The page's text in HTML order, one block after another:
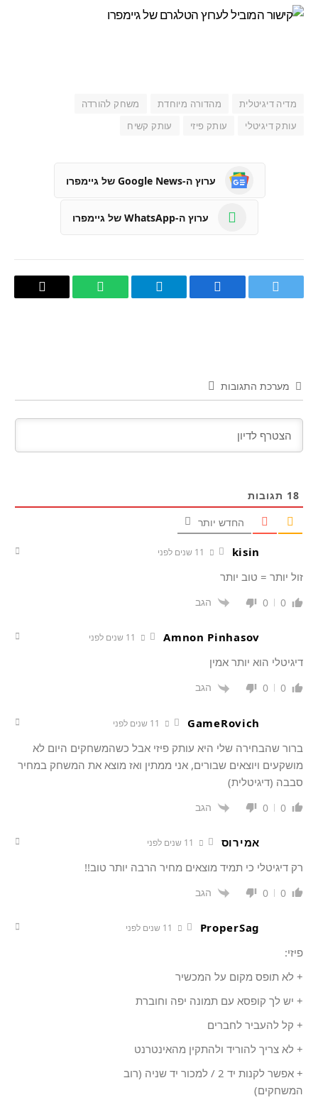
מדיה דיגיטלית מהדורה מיוחדת
משחק להורדה
עותק דיגיטלי
עותק פיזי עותק קשיח
ערוץ ה-Google News של גיימפרו
ערוץ ה-WhatsApp של גיימפרו
טוויטר פייסבוק Telegram
WhatsApp העתק
מערכת התגובות
18 תגובות
החדש יותר
kisin
זול יותר = טוב יותר
0
0 הגב
Amnon Pinhasov
דיגיטלי הוא יותר אמין
0
0 הגב
GameRovich
ברור שהבחירה שלי היא עותק פיזי אבל כשהמשחקים היום לא
מושקעים ויוצאים שבורים, אני ממתין ואז מוצא את המשחק במחיר
סבבה (דיגיטלית)
0
0 הגב
אמירוס
רק דיגיטלי כי תמיד מוצאים מחיר הרבה יותר טוב!!
0
0 הגב
ProperSag
פיזי:
+ לא תופס מקום על המכשיר
+ יש לך קופסא עם תמונה יפה וחוברת
+ קל להעביר לחברים
+ לא צריך להוריד ולהתקין מהאינטרנט
+ אפשר לקנות יד 2 / למכור יד שניה (רוב
המשחקים)